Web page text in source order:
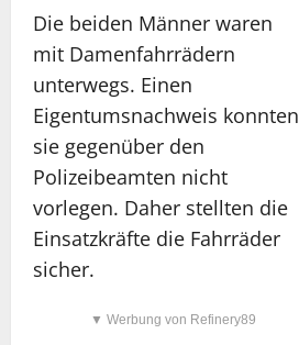
Die beiden Männer waren
mit Damenfahrrädern
unterwegs. Einen
Eigentumsnachweis konnten
sie gegenüber den
Polizeibeamten nicht
vorlegen. Daher stellten die
Einsatzkräfte die Fahrräder
sicher.
▼ Werbung von Refinery89